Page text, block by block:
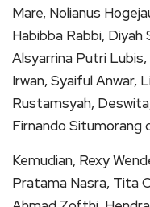
Mare, Nolianus
Habibba Rabbi, Diyah
Alsyarrina Putri Lubis,
Irwan, Syaiful Anwar,
Rustamsyah,
Firnando Situmorang
Kemudian, Rexy
Pratama Nasra, Tita